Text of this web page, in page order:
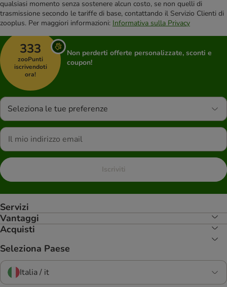
qualsiasi momento senza sostenere alcun costo, se non quelli di
trasmissione secondo le tariffe di base, contattando il Servizio Clienti di
zooplus. Per maggiori informazioni: Informativa sulla Privacy
333
zooPunti
iscrivendoti
ora!
Non perderti offerte personalizzate, sconti e
coupon!
Seleziona le tue preferenze
Iscriviti
Servizi
Vantaggi
Acquisti
Seleziona Paese
Italia / it